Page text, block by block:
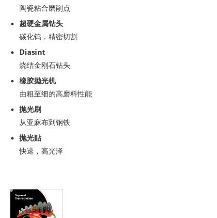
陶瓷粘合磨削点
超硬金属钻头
碳化钨，精密切割
Diasint
烧结金刚石钻头
橡胶抛光机
由粗至细的高磨料性能
抛光刷
从亚麻布到钢铁
抛光贴
快速，高光泽